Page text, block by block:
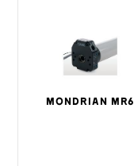
MONDRIAN MR6